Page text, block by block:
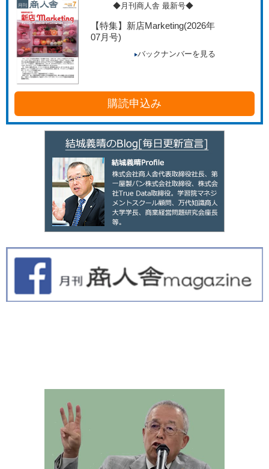
◆月刊商人舎 最新号◆
【特集】新店Marketing(2026年
07月号)
バックナンバーを見る
購読申込み